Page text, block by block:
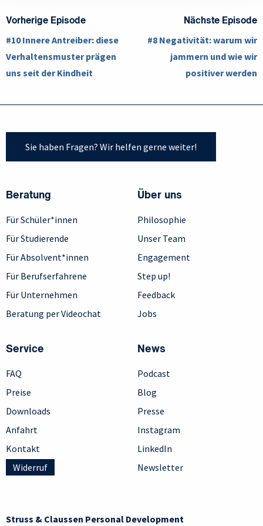
Vorherige Episode
#10 Innere Antreiber: diese
Verhaltensmuster prägen
uns seit der Kindheit
Nächste Episode
#8 Negativität: warum wir
jammern und wie wir
positiver werden
Sie haben Fragen? Wir helfen gerne weiter!
Beratung
Für Schüler*innen
Für Studierende
Für Absolvent*innen
Für Berufserfahrene
Für Unternehmen
Beratung per Videochat
Über uns
Philosophie
Unser Team
Engagement
Step up!
Feedback
Jobs
Service
FAQ
Preise
Downloads
Anfahrt
Kontakt
Widerruf
News
Podcast
Blog
Presse
Instagram
LinkedIn
Newsletter
Struss & Claussen Personal Development